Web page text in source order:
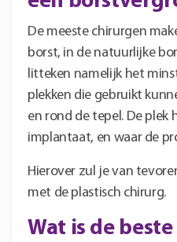
De meeste chirurgen
borst, in de natuurlijke
litteken namelijk het
plekken die gebruikt
en rond de tepel. De
implantaat, en waar de
Hierover zul je van
met de plastisch chirurg.
Wat is de